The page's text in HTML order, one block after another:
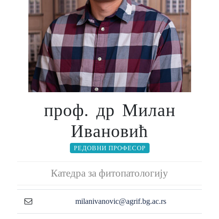
проф. др Милан
Ивановић
РЕДОВНИ ПРОФЕСОР
Катедра за фитопатологију
milanivanovic@agrif.bg.ac.rs